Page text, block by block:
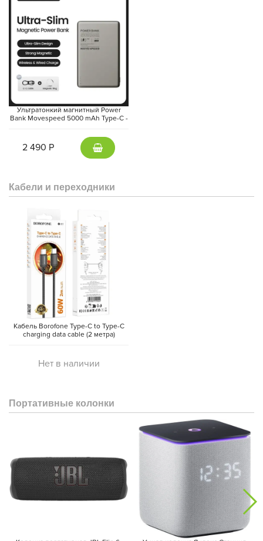
Ультратонкий магнитный Power
Bank Movespeed 5000 mAh Type-C -
2 490 Р
Кабели и переходники
Кабель Borofone Type-C to Type-C
charging data cable (2 метра)
Нет в наличии
Портативные колонки